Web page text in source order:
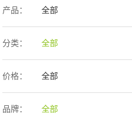
产品： 全部
音响产品
专业扩声音箱
声学产品
分类： 全部
编织透声幕
价格： 全部
3000-9999
品牌： 全部